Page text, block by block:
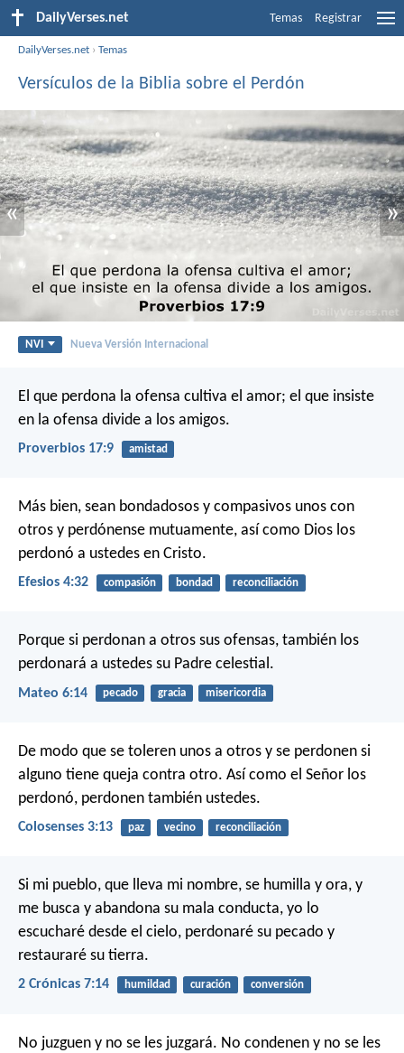
DailyVerses.net Temas Registrar
DailyVerses.net ›Temas
Versículos de la Biblia sobre el Perdón
« »
NVI Nueva Versión Internacional
El que perdona la ofensa cultiva el amor; el que insiste
en la ofensa divide a los amigos.
Proverbios 17:9 amistad
Más bien, sean bondadosos y compasivos unos con
otros y perdónense mutuamente, así como Dios los
perdonó a ustedes en Cristo.
Efesios 4:32 compasión bondad reconciliación
Porque si perdonan a otros sus ofensas, también los
perdonará a ustedes su Padre celestial.
Mateo 6:14 pecado gracia misericordia
De modo que se toleren unos a otros y se perdonen si
alguno tiene queja contra otro. Así como el Señor los
perdonó, perdonen también ustedes.
Colosenses 3:13 paz vecino reconciliación
Si mi pueblo, que lleva mi nombre, se humilla y ora, y
me busca y abandona su mala conducta, yo lo
escucharé desde el cielo, perdonaré su pecado y
restauraré su tierra.
2 Crónicas 7:14 humildad curación conversión
No juzguen y no se les juzgará. No condenen y no se les